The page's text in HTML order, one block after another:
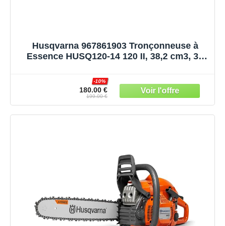
Husqvarna 967861903 Tronçonneuse à
Essence HUSQ120-14 120 II, 38,2 cm3, 35
180.00 €
-10%
199.00 €